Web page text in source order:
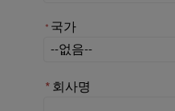
* 국가
국가
*회사명